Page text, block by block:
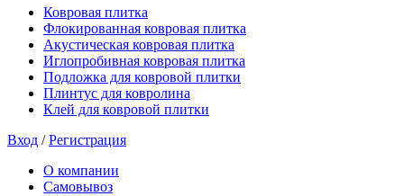
Ковровая плитка
Флокированная ковровая плитка
Акустическая ковровая плитка
Иглопробивная ковровая плитка
Подложка для ковровой плитки
Плинтус для ковролина
Клей для ковровой плитки
Вход /Регистрация
О компании
Самовывоз